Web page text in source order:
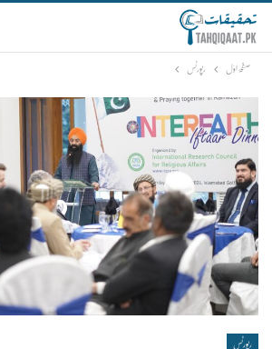
صفحۂ اوّل رپورٹس
رپورٹس